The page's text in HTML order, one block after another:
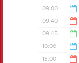
19:00
15:00
09:00
16:00
09:40
10:05
09:45
11:15
10:00
13:00